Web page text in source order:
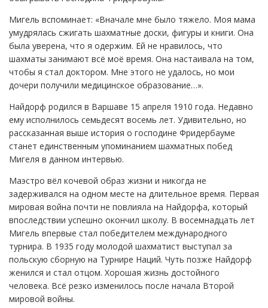
Мигель вспоминает: «Вначале мне было тяжело. Моя мама
умудрялась сжигать шахматные доски, фигуры и книги. Она
была уверена, что я одержим. Ей не нравилось, что
шахматы занимают всё моё время. Она настаивала на том,
чтобы я стал доктором. Мне этого не удалось, но мои
дочери получили медицинское образование…».
Найдорф родился в Варшаве 15 апреля 1910 года. Недавно
ему исполнилось семьдесят восемь лет. Удивительно, но
рассказанная выше история о господине Фридербауме
станет единственным упоминанием шахматных побед
Мигеля в данном интервью.
Маэстро вёл кочевой образ жизни и никогда не
задерживался на одном месте на длительное время. Первая
мировая война почти не повлияла на Найдорфа, который
впоследствии успешно окончил школу. В восемнадцать лет
Мигель впервые стал победителем международного
турнира. В 1935 году молодой шахматист выступал за
польскую сборную на Турнире Наций. Чуть позже Найдорф
женился и стал отцом. Хорошая жизнь достойного
человека. Всё резко изменилось после начала Второй
мировой войны.